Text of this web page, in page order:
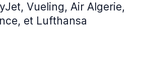
Vueling, Air Algerie,
et Lufthansa